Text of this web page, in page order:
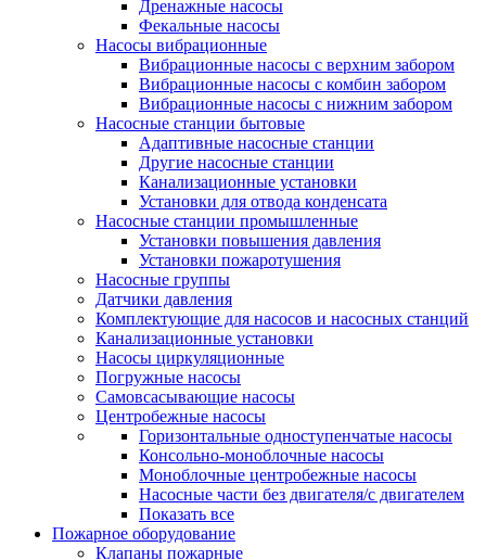
Дренажные насосы
Фекальные насосы
Насосы вибрационные
Вибрационные насосы с верхним забором
Вибрационные насосы с комбин забором
Вибрационные насосы с нижним забором
Насосные станции бытовые
Адаптивные насосные станции
Другие насосные станции
Канализационные установки
Установки для отвода конденсата
Насосные станции промышленные
Установки повышения давления
Установки пожаротушения
Насосные группы
Датчики давления
Комплектующие для насосов и насосных станций
Канализационные установки
Насосы циркуляционные
Погружные насосы
Самовсасывающие насосы
Центробежные насосы
Горизонтальные одноступенчатые насосы
Консольно-моноблочные насосы
Моноблочные центробежные насосы
Насосные части без двигателя/с двигателем
Показать все
Пожарное оборудование
Клапаны пожарные